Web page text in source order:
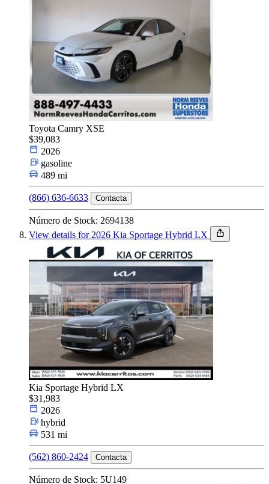
Toyota Camry XSE
$39,083
2026
gasoline
489 mi
(866) 636-6633 Contacta
Número de Stock: 2694138
View details for 2026 Kia Sportage Hybrid LX
Kia Sportage Hybrid LX
$31,983
2026
hybrid
531 mi
(562) 860-2424 Contacta
Número de Stock: 5U149